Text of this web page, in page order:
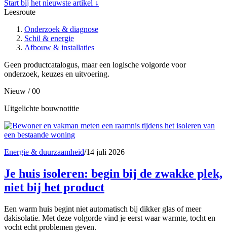
Start bij het nieuwste artikel ↓
Leesroute
Onderzoek & diagnose
Schil & energie
Afbouw & installaties
Geen productcatalogus, maar een logische volgorde voor
onderzoek, keuzes en uitvoering.
Nieuw / 00
Uitgelichte bouwnotitie
Energie & duurzaamheid/14 juli 2026
Je huis isoleren: begin bij de zwakke plek,
niet bij het product
Een warm huis begint niet automatisch bij dikker glas of meer
dakisolatie. Met deze volgorde vind je eerst waar warmte, tocht en
vocht echt problemen geven.